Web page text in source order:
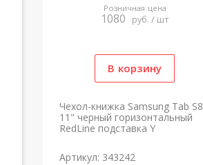
Розничная цена
1080 руб. / шт
Чехол-книжка Samsung Tab S8
11" черный горизонтальный
RedLine подставка Y
Артикул: 343242